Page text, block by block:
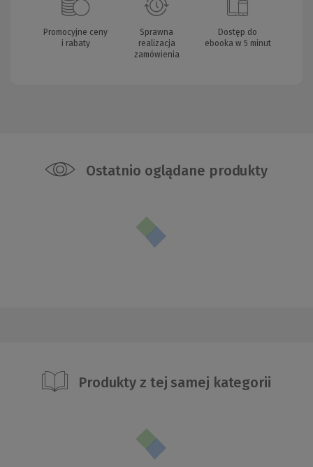
Promocyjne ceny
i rabaty
Sprawna
realizacja
zamówienia
Dostęp do
ebooka w 5 minut
Ostatnio oglądane produkty
Produkty z tej samej kategorii